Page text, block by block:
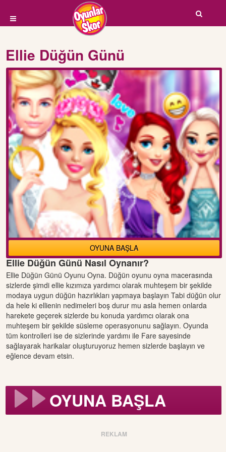
Ellie Düğün Günü
OYUNA BAŞLA
Ellie Düğün Günü Nasıl Oynanır?
Ellie Düğün Günü Oyunu Oyna. Düğün oyunu oyna macerasında
sizlerde şimdi ellie kızımıza yardımcı olarak muhteşem bir şekilde
modaya uygun düğün hazırlıkları yapmaya başlayın Tabi düğün olur
da hele ki ellienin nedimeleri boş durur mu asla hemen onlarda
harekete geçerek sizlerde bu konuda yardımcı olarak ona
muhteşem bir şekilde süsleme operasyonunu sağlayın. Oyunda
tüm kontrolleri ise de sizlerinde yardımı ile Fare sayesinde
sağlayarak harikalar oluşturuyoruz hemen sizlerde başlayın ve
eğlence devam etsin.
OYUNA BAŞLA
REKLAM